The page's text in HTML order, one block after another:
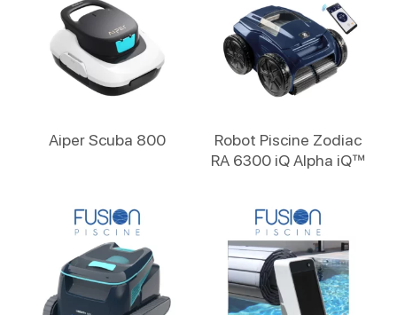
Aiper Scuba 800
Robot Piscine Zodiac
RA 6300 iQ Alpha iQ™